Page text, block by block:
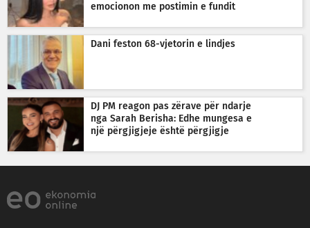
emocionon me postimin e fundit
Dani feston 68-vjetorin e lindjes
DJ PM reagon pas zërave për ndarje
nga Sarah Berisha: Edhe mungesa e
një përgjigjeje është përgjigje